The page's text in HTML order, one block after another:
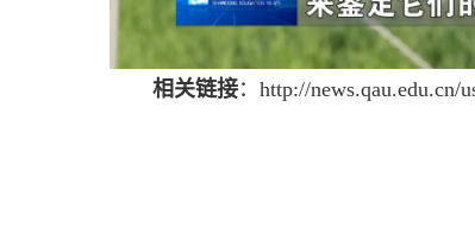
相关链接： http://news.qau.edu.cn/